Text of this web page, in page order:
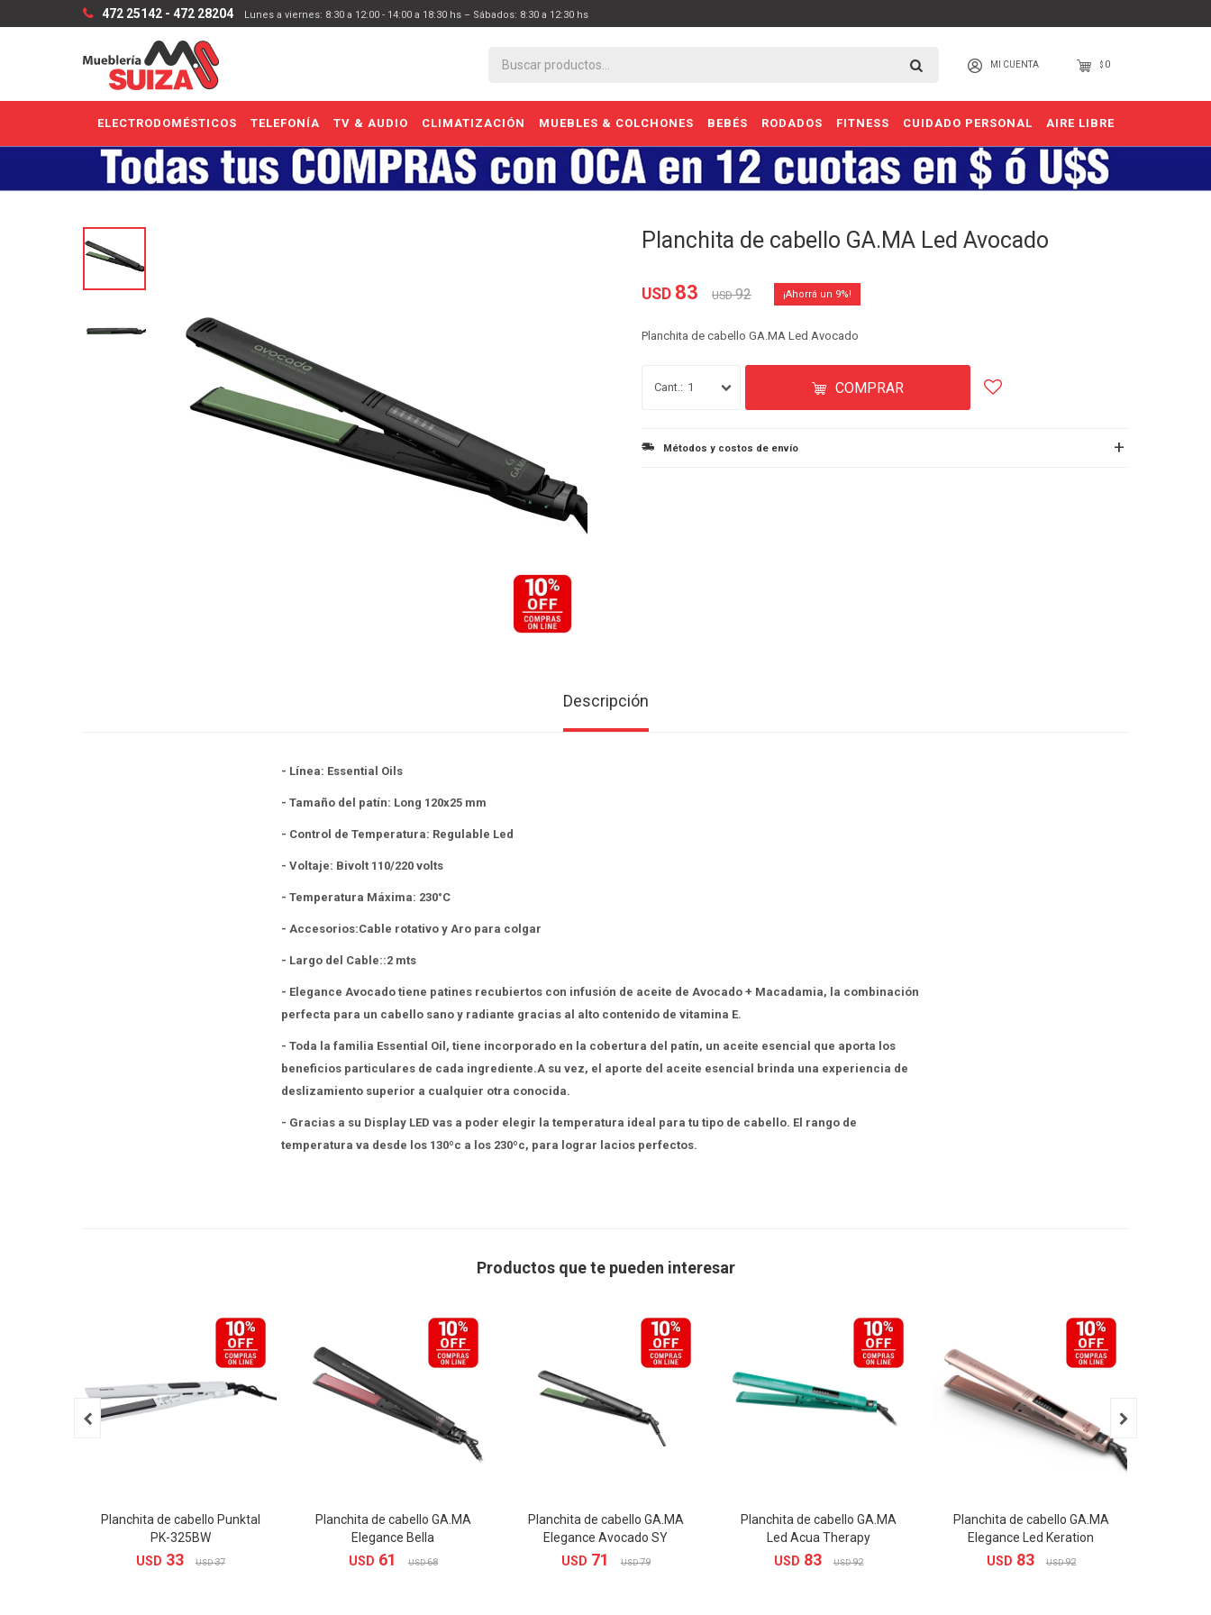
ELECTRODOMÉSTICOS TELEFONÍA TV & AUDIO CLIMATIZACIÓN MUEBLES & COLCHONES BEBÉS RODADOS FITNESS CUIDADO PERSONAL AIRE LIBRE
$ 0
472 25142 - 472 28204 Lunes a viernes: 8:30 a 12:00 - 14:00 a 18:30 hs – Sábados: 8:30 a 12:30 hs
Planchita de cabello GA.MA Led Avocado
USD 83 USD 92 9
Planchita de cabello GA.MA Led Avocado
1 COMPRAR
Métodos y costos de envío
Descripción
- Línea: Essential Oils
- Tamaño del patín: Long 120x25 mm
- Control de Temperatura: Regulable Led
- Voltaje: Bivolt 110/220 volts
- Temperatura Máxima: 230°C
- Accesorios:Cable rotativo y Aro para colgar
- Largo del Cable::2 mts
- Elegance Avocado tiene patines recubiertos con infusión de aceite de Avocado + Macadamia, la combinación
perfecta para un cabello sano y radiante gracias al alto contenido de vitamina E.
- Toda la familia Essential Oil, tiene incorporado en la cobertura del patín, un aceite esencial que aporta los
beneficios particulares de cada ingrediente.A su vez, el aporte del aceite esencial brinda una experiencia de
deslizamiento superior a cualquier otra conocida.
- Gracias a su Display LED vas a poder elegir la temperatura ideal para tu tipo de cabello. El rango de
temperatura va desde los 130ºc a los 230ºc, para lograr lacios perfectos.
Productos que te pueden interesar
Planchita de cabello Punktal
PK-325BW
USD 33 USD 37
Planchita de cabello GA.MA
Elegance Bella
USD 61 USD 68
Planchita de cabello GA.MA
Elegance Avocado SY
USD 71 USD 79
Planchita de cabello GA.MA
Led Acua Therapy
USD 83 USD 92
Planchita de cabello GA.MA
Elegance Led Keration
USD 83 USD 92
 